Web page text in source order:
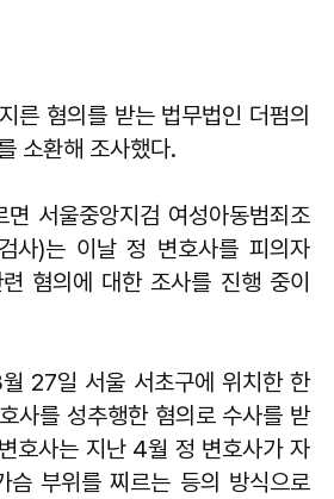
른 혐의를 받는 법무법인 더펌의
소환해 조사했다.
서울중앙지검 여성아동범죄조
사)는 이날 정 변호사를 피의자
혐의에 대한 조사를 진행 중이
27일 서울 서초구에 위치한 한
사를 성추행한 혐의로 수사를 받
호사는 지난 4월 정 변호사가 자
슴 부위를 찌르는 등의 방식으로